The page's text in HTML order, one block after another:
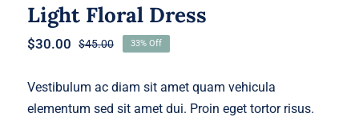
Light Floral Dress
$45.00Original
was:
$30.00
Current
is:
33% Off
Vestibulum ac diam sit amet quam vehicula
elementum sed sit amet dui. Proin eget tortor risus.